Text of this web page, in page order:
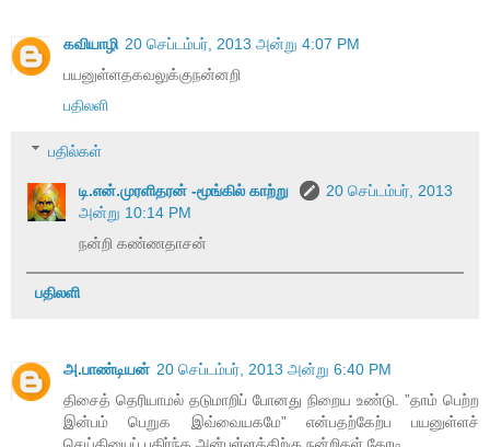
கவியாழி 20 செப்டம்பர், 2013 அன்று 4:07 PM
பயனுள்ளதகவலுக்குநன்னறி
பதிலளி
பதில்கள்
டி.என்.முரளிதரன் -மூங்கில் காற்று
20 செப்டம்பர், 2013
அன்று 10:14 PM
நன்றி கண்ணதாசன்
பதிலளி
அ.பாண்டியன் 20 செப்டம்பர், 2013 அன்று 6:40 PM
திசைத் தெரியாமல் தடுமாறிப் போனது நிறைய உண்டு. ”தாம் பெற்ற
இன்பம் பெறுக இவ்வையகமே” என்பதற்கேற்ப பயனுள்ளச்
செய்தியைப் பகிர்ந்த அன்புள்ளத்திற்கு நன்றிகள் கோடி.